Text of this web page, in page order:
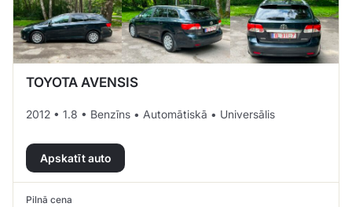
TOYOTA AVENSIS
2012 • 1.8 • Benzīns • Automātiskā • Universālis
Apskatīt auto
Pilnā cena